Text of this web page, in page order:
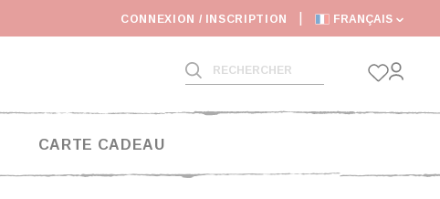
CONNEXION / INSCRIPTION FRANÇAIS
CARTE CADEAU